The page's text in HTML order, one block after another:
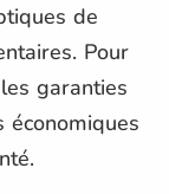
de
Pour
garanties